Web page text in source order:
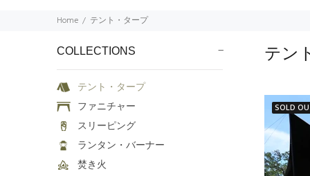
Home テント・タープ
COLLECTIONS
テント・タープ
ファニチャー
スリーピング
ランタン・バーナー
焚き火
テン
SOLD